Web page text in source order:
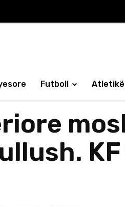
Futboll Atletikë